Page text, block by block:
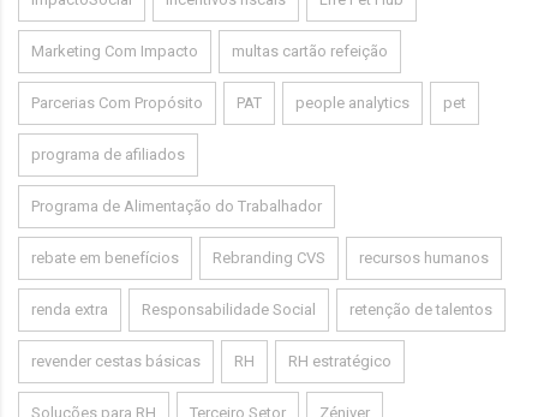
Marketing Com Impacto multas cartão refeição
Parcerias Com Propósito PAT people analytics pet
programa de afiliados
Programa de Alimentação do Trabalhador
rebate em benefícios Rebranding CVS recursos humanos
renda extra Responsabilidade Social retenção de talentos
revender cestas básicas RH RH estratégico
Soluções para RH Terceiro Setor Zéniver